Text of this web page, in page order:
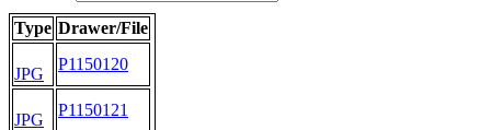
Type Drawer/File
JPG
P1150120
JPG
P1150121